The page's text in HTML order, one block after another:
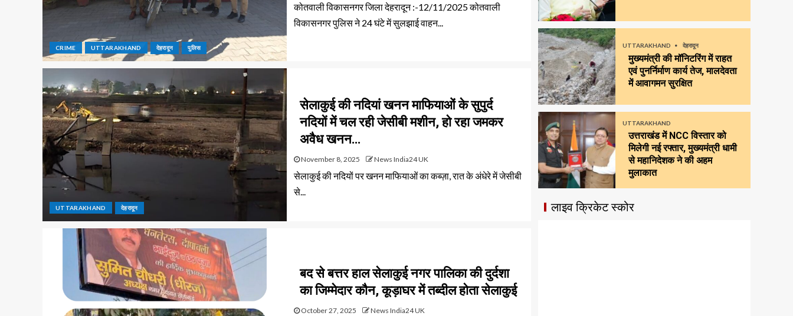
CRIME UTTARAKHAND देहरादून पुलिस
कोतवाली विकासनगर जिला देहरादून :-12/11/2025 कोतवाली
विकासनगर पुलिस ने 24 घंटे में सुलझाई वाहन...
UTTARAKHAND देहरादून
सेलाकुई की नदियां खनन माफियाओं के सुपुर्द
नदियों में चल रही जेसीबी मशीन, हो रहा जमकर
अवैध खनन…
November 8, 2025 News India24 UK
सेलाकुई की नदियों पर खनन माफियाओं का कब्ज़ा, रात के अंधेरे में जेसीबी
से...
बद से बत्तर हाल सेलाकुई नगर पालिका की दुर्दशा
का जिम्मेदार कौन, कूड़ाघर में तब्दील होता सेलाकुई
October 27, 2025 News India24 UK
UTTARAKHAND देहरादून
मुख्यमंत्री की मॉनिटरिंग में राहत
एवं पुनर्निर्माण कार्य तेज, मालदेवता
में आवागमन सुरक्षित
UTTARAKHAND
उत्तराखंड में NCC विस्तार को
मिलेगी नई रफ्तार, मुख्यमंत्री धामी
से महानिदेशक ने की अहम
मुलाकात
लाइव क्रिकेट स्कोर